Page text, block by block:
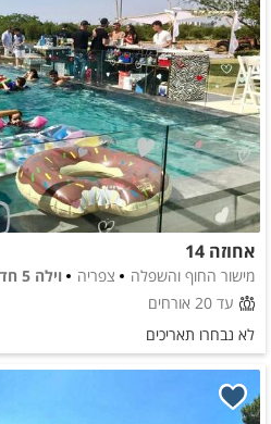
אחוזה 14
מישור החוף והשפלה צפריה
וילה 5 חדרים
עד 20 אורחים
לא נבחרו תאריכים